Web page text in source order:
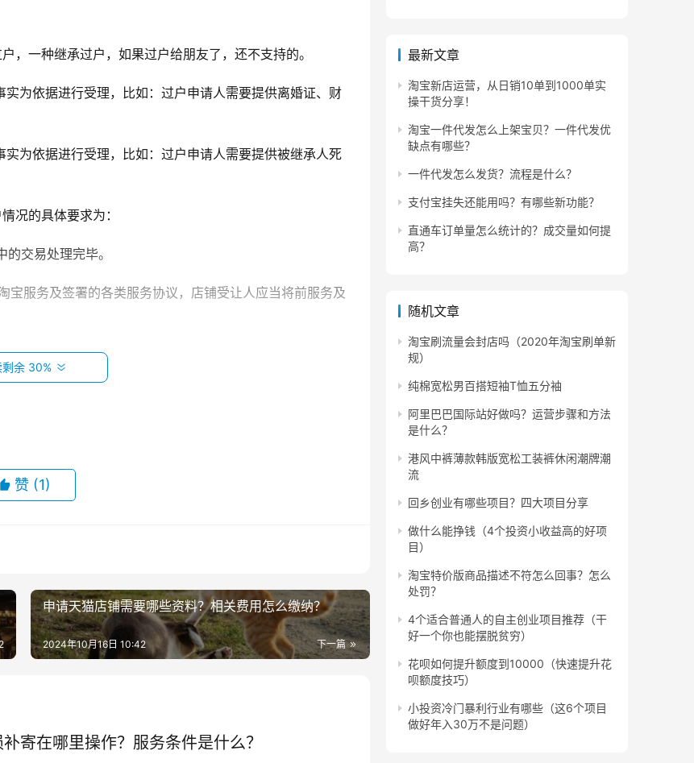
一种继承过户，如果过户给朋友了，还不支持的。
为依据进行受理，比如：过户申请人需要提供离婚证、财
为依据进行受理，比如：过户申请人需要提供被继承人死
的具体要求为：
交易处理完毕。
服务及签署的各类服务协议，店铺受让人应当将前服务及
过户时受让人应当重新缴纳。
为能力的人。
题，比如淘宝店铺被关闭的原因：有可能店铺存在严重违
开了。
0件被彻底释放。
剩余 30%
赞 (1)
申请天猫店铺需要哪些资料？相关费用怎么缴纳？
下一篇
2024年10月16日 10:42
寄在哪里操作？服务条件是什么？
最新文章
淘宝新店运营，从日销10单到1000单实
操干货分享！
淘宝一件代发怎么上架宝贝？一件代发优
缺点有哪些？
一件代发怎么发货？流程是什么？
支付宝挂失还能用吗？有哪些新功能？
直通车订单量怎么统计的？成交量如何提
高？
随机文章
淘宝刷流量会封店吗（2020年淘宝刷单新
规）
纯棉宽松男百搭短袖T恤五分袖
阿里巴巴国际站好做吗？运营步骤和方法
是什么？
港风中裤薄款韩版宽松工装裤休闲潮牌潮
流
回乡创业有哪些项目？四大项目分享
做什么能挣钱（4个投资小收益高的好项
目）
淘宝特价版商品描述不符怎么回事？怎么
处罚？
4个适合普通人的自主创业项目推荐（干
好一个你也能摆脱贫穷）
花呗如何提升额度到10000（快速提升花
呗额度技巧）
小投资冷门暴利行业有哪些（这6个项目
做好年入30万不是问题）